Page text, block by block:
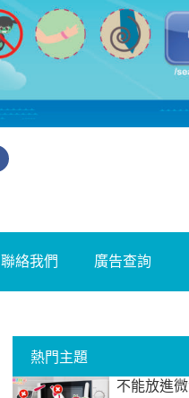
聯絡我們 廣告查詢
熱門主題
不能放進